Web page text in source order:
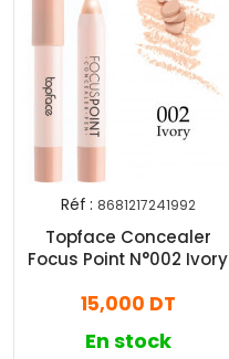
Réf : 8681217241992
Topface Concealer
Focus Point N°002 Ivory
15,000 DT
En stock